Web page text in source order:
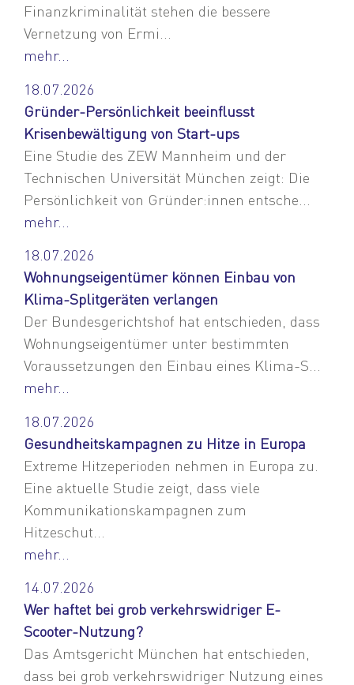
Finanzkriminalität stehen die bessere
Vernetzung von Ermi...
mehr...
18.07.2026
Gründer-Persönlichkeit beeinflusst
Krisenbewältigung von Start-ups
Eine Studie des ZEW Mannheim und der
Technischen Universität München zeigt: Die
Persönlichkeit von Gründer:innen entsche...
mehr...
18.07.2026
Wohnungseigentümer können Einbau von
Klima-Splitgeräten verlangen
Der Bundesgerichtshof hat entschieden, dass
Wohnungseigentümer unter bestimmten
Voraussetzungen den Einbau eines Klima-S...
mehr...
18.07.2026
Gesundheitskampagnen zu Hitze in Europa
Extreme Hitzeperioden nehmen in Europa zu.
Eine aktuelle Studie zeigt, dass viele
Kommunikationskampagnen zum
Hitzeschut...
mehr...
14.07.2026
Wer haftet bei grob verkehrswidriger E-
Scooter-Nutzung?
Das Amtsgericht München hat entschieden,
dass bei grob verkehrswidriger Nutzung eines